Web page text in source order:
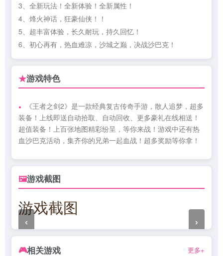
3、全新玩法！全新体验！全新属性！
4、烽火神话，狂豪仙侠！！
5、超丰富体验，长久耐玩，持久回忆！
6、初心再有，热血难凉，沙城之巅，决战沙巴克！
★游戏特色
《王者之剑2》是一款经典复古传奇手游，散人追梦，超多
装备！上线即送自动拾取、自动回收、更多豪礼在线相送！
超值装备！上百张地图精彩纷呈，等你来战！游戏中还有热
血沙巴克活动，集齐你的兄弟一起血战！超多奖励等你拿！
🖼游戏截图
游戏截图
‹ ›
🎮相关游戏 更多+